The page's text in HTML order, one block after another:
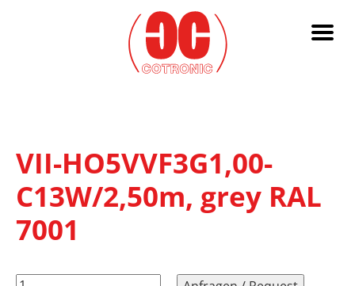
VII-HO5VVF3G1,00-
C13W/2,50m, grey RAL
7001